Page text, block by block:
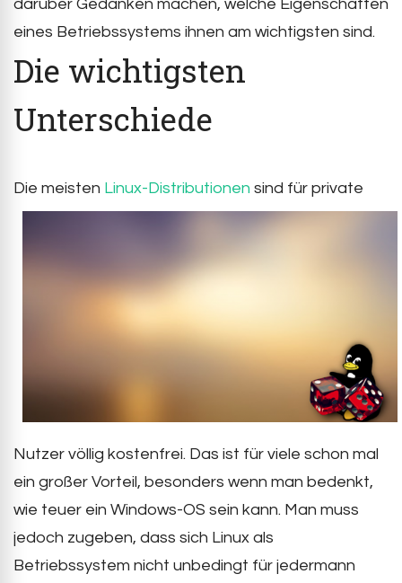
darüber Gedanken machen, welche Eigenschaften
eines Betriebssystems ihnen am wichtigsten sind.
Die wichtigsten
Unterschiede
Die meisten Linux-Distributionen sind für private
Nutzer völlig kostenfrei. Das ist für viele schon mal
ein großer Vorteil, besonders wenn man bedenkt,
wie teuer ein Windows-OS sein kann. Man muss
jedoch zugeben, dass sich Linux als
Betriebssystem nicht unbedingt für jedermann